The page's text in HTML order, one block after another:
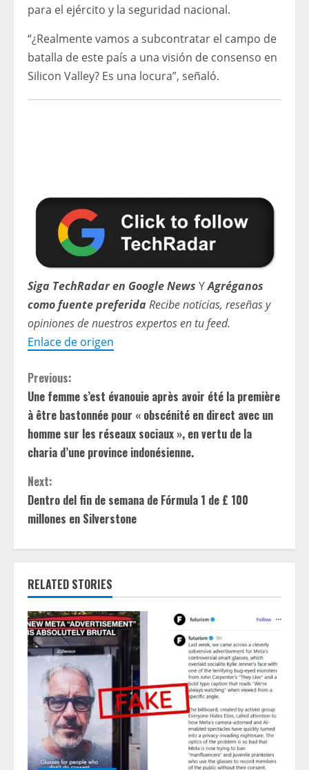
para el ejército y la seguridad nacional.
“¿Realmente vamos a subcontratar el campo de
batalla de este país a una visión de consenso en
Silicon Valley? Es una locura”, señaló.
Siga TechRadar en Google News YAgréganos
como fuente preferidaRecibe noticias, reseñas y
opiniones de nuestros expertos en tu feed.
Enlace de origen
C
o
n
t
i
n
u
e
R
e
a
n
Previous:
Une femme s’est évanouie après avoir été la première
à être bastonnée pour « obscénité en direct avec un
homme sur les réseaux sociaux », en vertu de la
charia d’une province indonésienne.
Next:
Dentro del fin de semana de Fórmula 1 de £ 100
millones en Silverstone
RELATED STORIES